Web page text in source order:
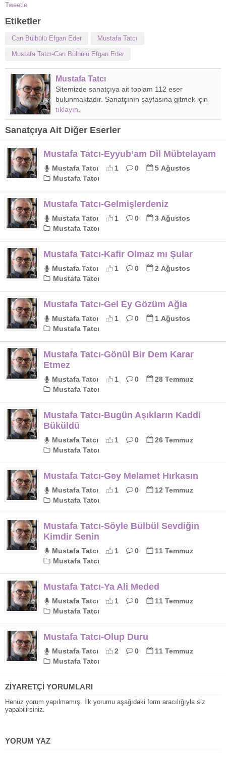
Tweetle
Etiketler
Can Bülbülü Efgan Eder Mustafa Tatcı
Mustafa Tatcı-Can Bülbülü Efgan Eder
Mustafa Tatcı
Sitemizde sanatçıya ait toplam 112 eser
bulunmaktadır. Sanatçının sayfasına gitmek için
tıklayın
Sanatçıya Ait Diğer Eserler
Mustafa Tatcı-Eyyub’am Dil Mübtelayam
Mustafa Tatcı 1 0
5 Ağustos
Mustafa Tatcı
Mustafa Tatcı-Gelmişlerdeniz
Mustafa Tatcı 1 0
3 Ağustos
Mustafa Tatcı
Mustafa Tatcı-Kafir Olmaz mı Şular
Mustafa Tatcı 1 0
2 Ağustos
Mustafa Tatcı
Mustafa Tatcı-Gel Ey Gözüm Ağla
Mustafa Tatcı 1 0
1 Ağustos
Mustafa Tatcı
Mustafa Tatcı-Gönül Bir Dem Karar
Etmez
Mustafa Tatcı 1 0
28 Temmuz
Mustafa Tatcı
Mustafa Tatcı-Bugün Aşıkların Kaddi
Büküldü
Mustafa Tatcı 1 0
26 Temmuz
Mustafa Tatcı
Mustafa Tatcı-Gey Melamet Hırkasın
Mustafa Tatcı 1 0
12 Temmuz
Mustafa Tatcı
Mustafa Tatcı-Söyle Bülbül Sevdiğin
Kimdir Senin
Mustafa Tatcı 1 0
11 Temmuz
Mustafa Tatcı
Mustafa Tatcı-Ya Ali Meded
Mustafa Tatcı 1 0
11 Temmuz
Mustafa Tatcı
Mustafa Tatcı-Olup Duru
Mustafa Tatcı 2 0
11 Temmuz
Mustafa Tatcı
ZİYARETÇİ YORUMLARI
Henüz yorum yapılmamış. İlk yorumu aşağıdaki form aracılığıyla siz
yapabilirsiniz.
YORUM YAZ